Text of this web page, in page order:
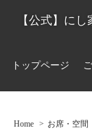
【公式】に
トップページ
Home お席・空間